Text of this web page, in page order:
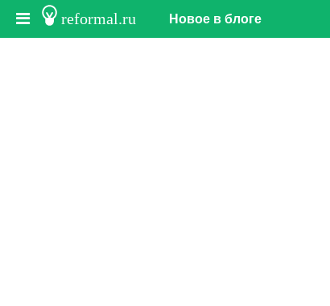
reformal.ru Новое в блоге